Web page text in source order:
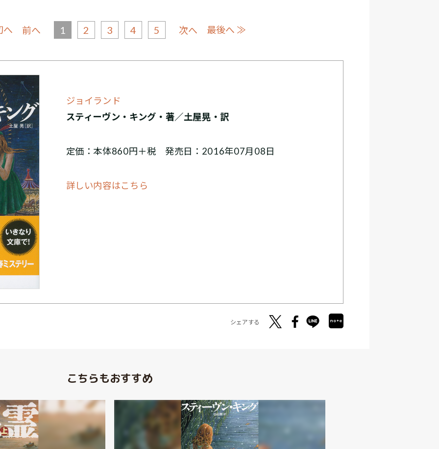
へ 前へ 1 2 3 4 5 次へ 最後へ ≫
ジョイランド
スティーヴン・キング・著／土屋晃・訳
定価：本体860円＋税 発売日：2016年07月08日
詳しい内容はこちら
シェアする
こちらもおすすめ